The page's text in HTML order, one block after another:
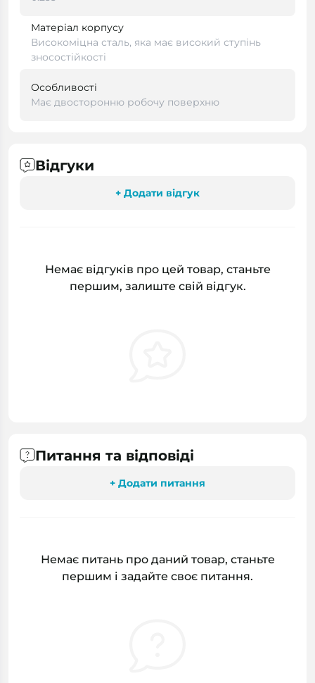
Матеріал корпусу
Високоміцна сталь, яка має високий ступінь
зносостійкості
Особливості
Має двосторонню робочу поверхню
Відгуки
+ Додати відгук
Немає відгуків про цей товар, станьте
першим, залиште свій відгук.
Питання та відповіді
+ Додати питання
Немає питань про даний товар, станьте
першим і задайте своє питання.